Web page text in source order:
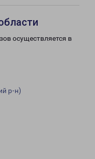
осуществляется в
р-н)